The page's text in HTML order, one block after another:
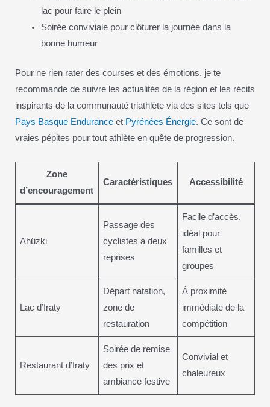
lac pour faire le plein
Soirée conviviale pour clôturer la journée dans la
bonne humeur
Pour ne rien rater des courses et des émotions, je te
recommande de suivre les actualités de la région et les récits
inspirants de la communauté triathlète via des sites tels que
Pays Basque Enduranceet Pyrénées Énergie. Ce sont de
vraies pépites pour tout athlète en quête de progression.
Zone
d’encouragement
Caractéristiques Accessibilité
Ahüzki
Passage des
cyclistes à deux
reprises
Facile d’accès,
idéal pour
familles et
groupes
Lac d’Iraty
Départ natation,
zone de
restauration
À proximité
immédiate de la
compétition
Restaurant d’Iraty
Soirée de remise
des prix et
ambiance festive
Convivial et
chaleureux